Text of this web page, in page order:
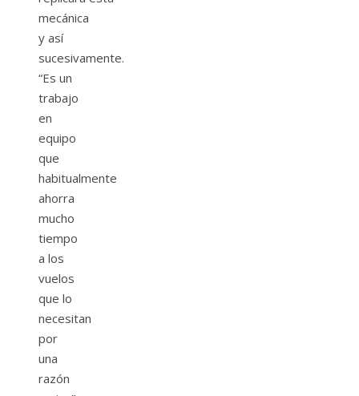
mecánica
y así
sucesivamente.
“Es un
trabajo
en
equipo
que
habitualmente
ahorra
mucho
tiempo
a los
vuelos
que lo
necesitan
por
una
razón